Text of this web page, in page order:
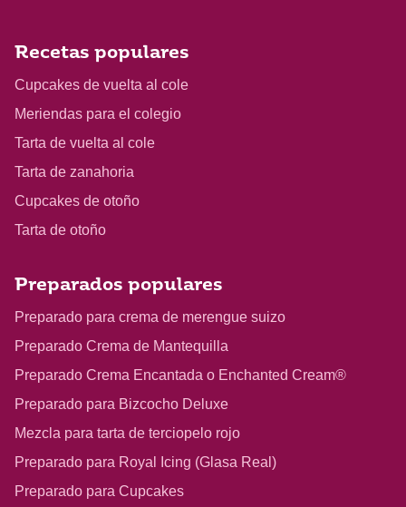
Recetas populares
Cupcakes de vuelta al cole
Meriendas para el colegio
Tarta de vuelta al cole
Tarta de zanahoria
Cupcakes de otoño
Tarta de otoño
Preparados populares
Preparado para crema de merengue suizo
Preparado Crema de Mantequilla
Preparado Crema Encantada o Enchanted Cream®
Preparado para Bizcocho Deluxe
Mezcla para tarta de terciopelo rojo
Preparado para Royal Icing (Glasa Real)
Preparado para Cupcakes